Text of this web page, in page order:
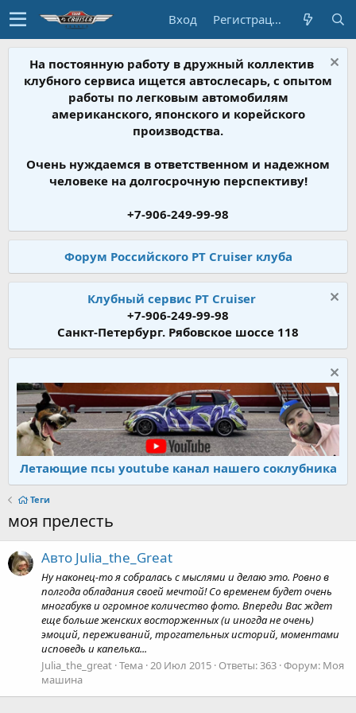
Вход Регистрация
На постоянную работу в дружный коллектив
клубного сервиса ищется автослесарь, с опытом
работы по легковым автомобилям
американского, японского и корейского
производства.
Очень нуждаемся в ответственном и надежном
человеке на долгосрочную перспективу!
+7-906-249-99-98
Форум Российского PT Cruiser клуба
Клубный сервис PT Cruiser
+7-906-249-99-98
Санкт-Петербург. Рябовское шоссе 118
Летающие псы youtube канал нашего соклубника
Теги
моя прелесть
Авто Julia_the_Great
Ну наконец-то я собралась с мыслями и делаю это. Ровно в
полгода обладания своей мечтой! Со временем будет очень
многабукв и огромное количество фото. Впереди Вас ждет
еще больше женских восторженных (и иногда не очень)
эмоций, переживаний, трогательных историй, моментами
исповедь и капелька...
Julia_the_great Тема 20 Июл 2015 Ответы: 363 Форум: Моя
машина